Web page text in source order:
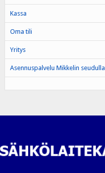
Kassa
Oma tili
Yritys
Asennuspalvelu Mikkelin seudulla